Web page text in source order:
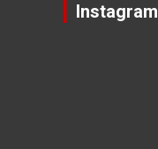
Instagram